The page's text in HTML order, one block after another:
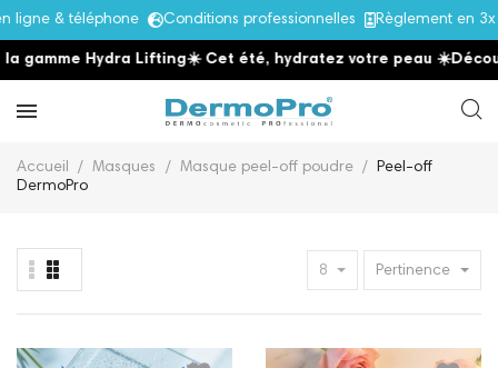
& téléphone Conditions professionnelles Règlement en 3x
Hydra Lifting☀️ Cet été, hydratez votre peau ☀️
Accueil Masques Masque peel-off poudre
Peel-off
DermoPro
8 Pertinence